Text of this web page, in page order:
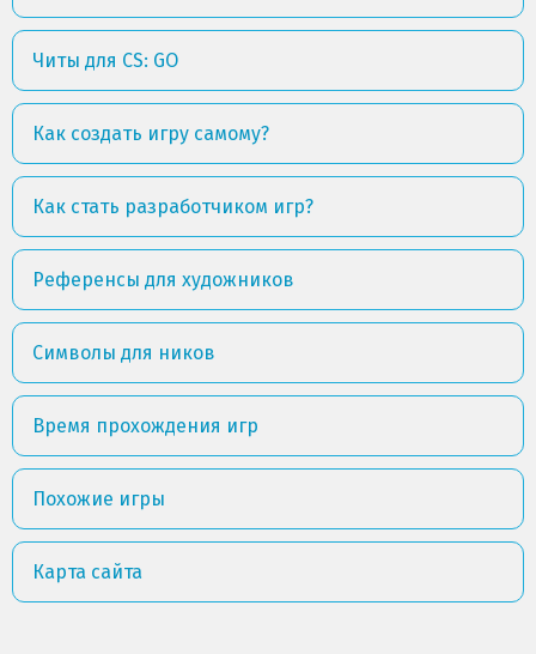
Читы для CS: GO
Как создать игру самому?
Как стать разработчиком игр?
Референсы для художников
Символы для ников
Время прохождения игр
Похожие игры
Карта сайта